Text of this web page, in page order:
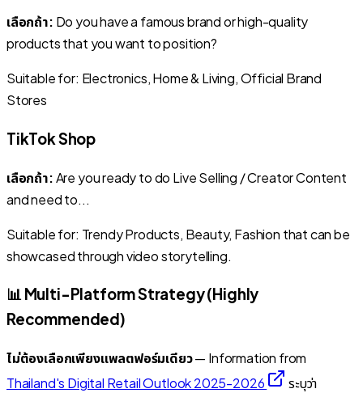
เลือกถ้า: Do you have a famous brand or high-quality
products that you want to position?
Suitable for: Electronics, Home & Living, Official Brand
Stores
TikTok Shop
เลือกถ้า:Are you ready to do Live Selling / Creator Content
and need to...
Suitable for: Trendy Products, Beauty, Fashion that can be
showcased through video storytelling.
📊 Multi-Platform Strategy (Highly
Recommended)
ไม่ต้องเลือกเพียงแพลตฟอร์มเดียว— Information from
Thailand's Digital Retail Outlook 2025-2026
ระบุว่า